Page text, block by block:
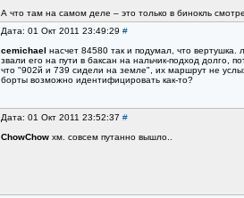
А что там на самом деле – это только в бинокль
Дата: 01 Окт 2011 23:49:29 #
cemichael насчет 84580 так и подумал, что
звали его на пути в баксан на нальчик-подход долго,
что "902й и 739 сидели на земле", их маршрут не
борты возможно идентифицировать как-то?
Дата: 01 Окт 2011 23:52:37 #
ChowChow хм. совсем путанно вышло..